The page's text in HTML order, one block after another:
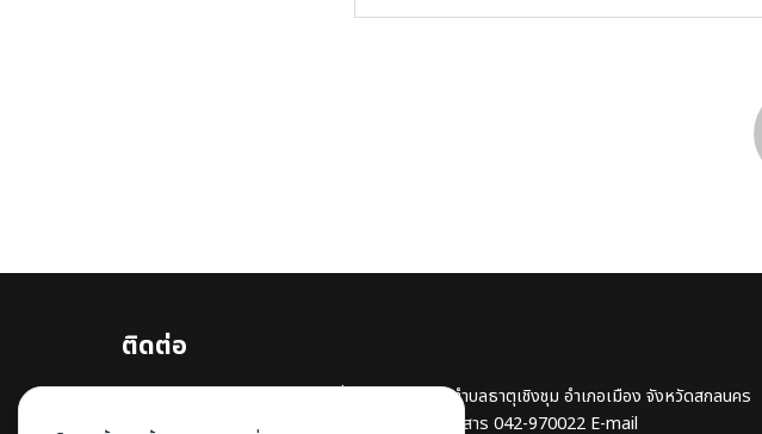
ติดต่อ
มหาวิทยาลัยราชภัฏสกลนคร เลขที่ 680 ถนนนิตโย ตำบลธาตุเชิงชุม อำเภอเมือง จังหวัดสกลนคร
47000 โทรศัพท์ 042-970021 , 042-970094 โทรสาร 042-970022 E-mail